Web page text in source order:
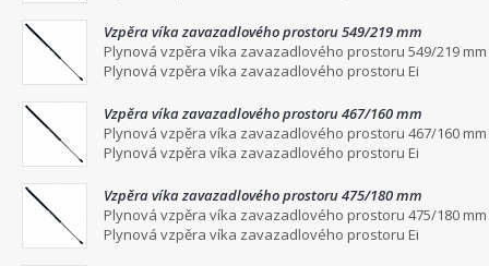
Vzpěra víka zavazadlového prostoru 549/219 mm
Plynová vzpěra víka zavazadlového prostoru 549/219 mm
Plynová vzpěra víka zavazadlového prostoru Ei
Vzpěra víka zavazadlového prostoru 467/160 mm
Plynová vzpěra víka zavazadlového prostoru 467/160 mm
Plynová vzpěra víka zavazadlového prostoru Ei
Vzpěra víka zavazadlového prostoru 475/180 mm
Plynová vzpěra víka zavazadlového prostoru 475/180 mm
Plynová vzpěra víka zavazadlového prostoru Ei